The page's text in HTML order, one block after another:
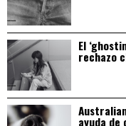
El
rechazo
ayuda